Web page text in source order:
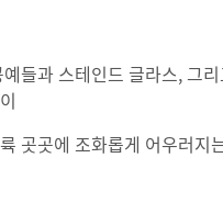
들과 스테인드 글라스, 그
곳곳에 조화롭게 어우러지